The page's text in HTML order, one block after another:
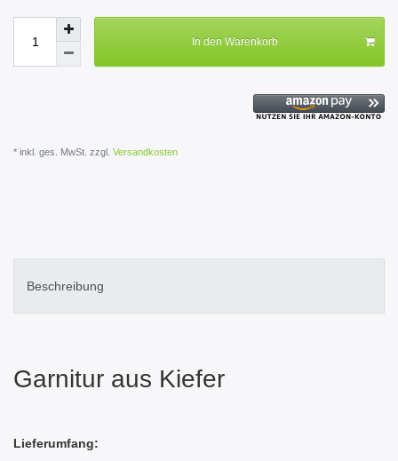
In den Warenkorb
* inkl. ges. MwSt. zzgl. Versandkosten
Beschreibung
Garnitur aus Kiefer
Lieferumfang: